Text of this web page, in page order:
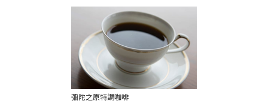
彌陀之原特調咖啡